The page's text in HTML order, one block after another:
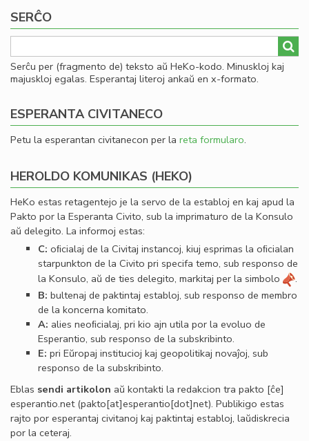
SERĈO
Serĉu per (fragmento de) teksto aŭ HeKo-kodo. Minuskloj kaj
majuskloj egalas. Esperantaj literoj ankaŭ en x-formato.
ESPERANTA CIVITANECO
Petu la esperantan civitanecon per la reta formularo.
HEROLDO KOMUNIKAS (HEKO)
HeKo estas retagentejo je la servo de la establoj en kaj apud la
Pakto por la Esperanta Civito, sub la imprimaturo de la Konsulo
aŭ delegito. La informoj estas:
C: oﬁcialaj de la Civitaj instancoj, kiuj esprimas la oﬁcialan
starpunkton de la Civito pri specifa temo, sub responso de
la Konsulo, aŭ de ties delegito, markitaj per la simbolo
.
B: bultenaj de paktintaj establoj, sub responso de membro
de la koncerna komitato.
A: alies neoﬁcialaj, pri kio ajn utila por la evoluo de
Esperantio, sub responso de la subskribinto.
E: pri Eŭropaj institucioj kaj geopolitikaj novaĵoj, sub
responso de la subskribinto.
Eblas sendi artikolon aŭ kontakti la redakcion tra pakto [ĉe]
esperantio.net(pakto[at]esperantio[dot]net). Publikigo estas
rajto por esperantaj civitanoj kaj paktintaj establoj, laŭdiskrecia
por la ceteraj.